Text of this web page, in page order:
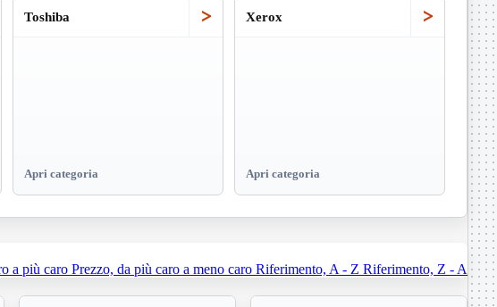
Toshiba >
Apri categoria
Xerox >
Apri categoria
a più caro Prezzo, da più caro a meno caro Riferimento, A - Z Riferimento, Z - A